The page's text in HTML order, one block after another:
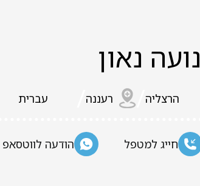
נועה נאון
הרצליה רעננה עברית
חייג למטפל הודעה לווטסאפ